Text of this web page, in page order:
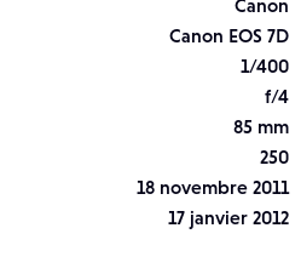
Canon EOS 7D
1/400
f/4
85 mm
250
18 novembre 2011
17 janvier 2012